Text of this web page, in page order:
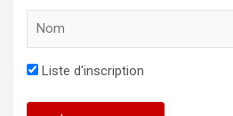
Liste d'inscription